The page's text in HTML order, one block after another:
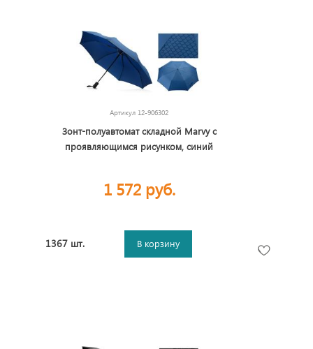
Артикул 12-906302
Зонт-полуавтомат складной Marvy с
проявляющимся рисунком, синий
1 572 руб.
1367 шт. В корзину